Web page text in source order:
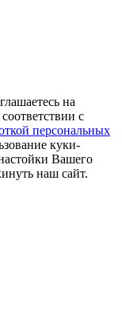
на
с
персональных
куки-
Вашего
наш сайт.